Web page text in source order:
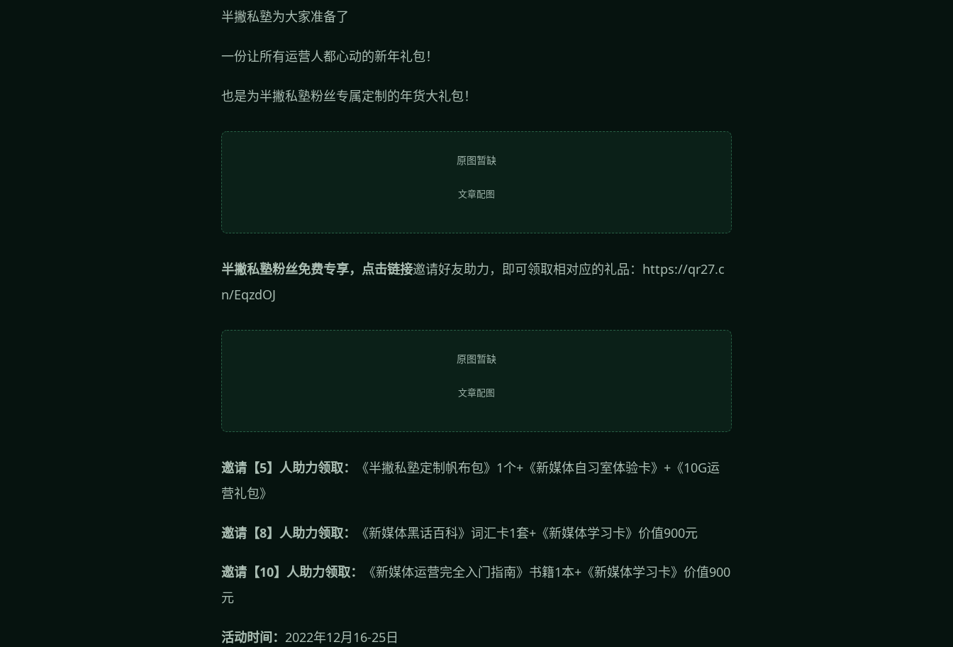
半撇私塾为大家准备了
一份让所有运营人都心动的新年礼包！
也是为半撇私塾粉丝专属定制的年货大礼包！
原图暂缺
文章配图
半撇私塾粉丝免费专享，点击链接邀请好友助力，即可领取相对应的礼品：https://qr27.c
n/EqzdOJ
原图暂缺
文章配图
邀请【5】人助力领取：
《半撇私塾定制帆布包》1个+《新媒体自习室体验卡》+《10G运
营礼包》
邀请【8】人助力领取： 《新媒体黑话百科》词汇卡1套+《新媒体学习卡》价值900元
邀请【10】人助力领取：
《新媒体运营完全入门指南》书籍1本+《新媒体学习卡》价值900
元
活动时间： 2022年12月16-25日